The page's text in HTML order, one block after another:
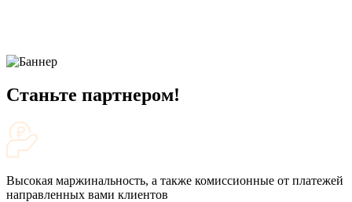
Станьте партнером!
Высокая маржинальность, а также комиссионные от платежей
направленных вами клиентов